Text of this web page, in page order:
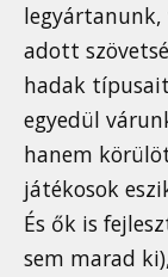
adott
hadak
egyedül
hanem
játékosok
És ők is
sem marad